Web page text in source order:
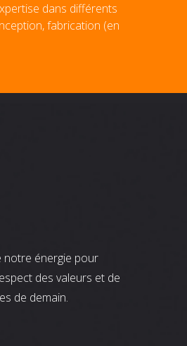
dans différents
fabrication (en
notre énergie pour
des valeurs et de
de demain.